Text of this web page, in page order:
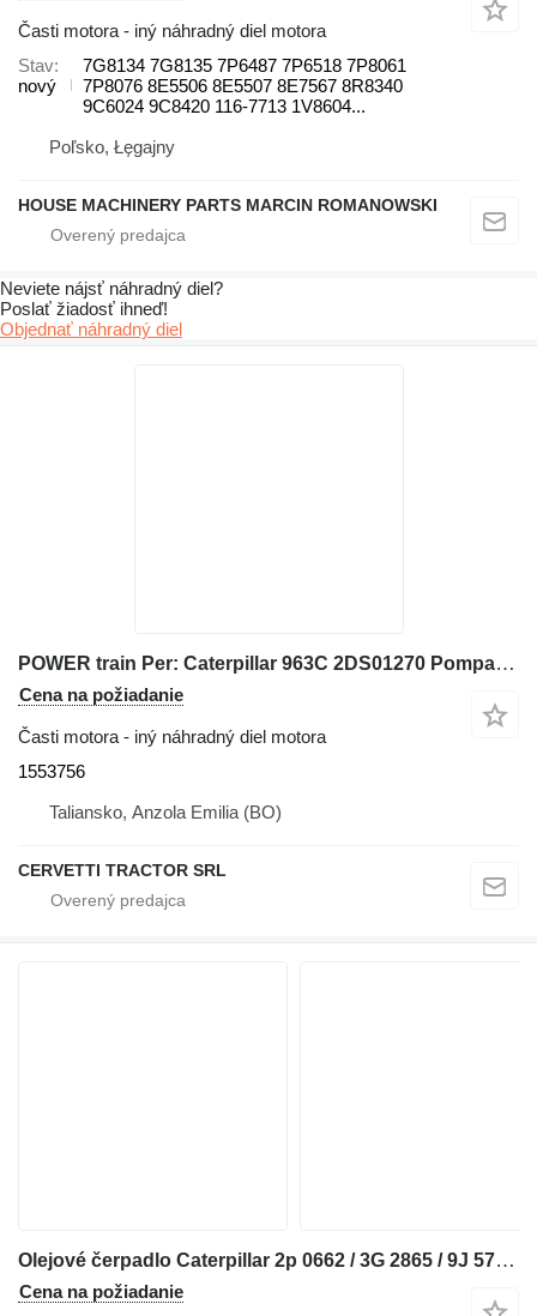
Časti motora - iný náhradný diel motora
Stav
nový
7G8134 7G8135 7P6487 7P6518 7P8061
7P8076 8E5506 8E5507 8E7567 8R8340
9C6024 9C8420 116-7713 1V8604...
Poľsko, Łęgajny
HOUSE MACHINERY PARTS MARCIN ROMANOWSKI
Neviete nájsť náhradný diel?
Poslať žiadosť ihneď!
Objednať náhradný diel
POWER train Per: Caterpillar 963C 2DS01270 Pompa 1553756 na pásového nakladača Caterpillar 963C 2DS01270
Cena na požiadanie
Časti motora - iný náhradný diel motora
1553756
Taliansko, Anzola Emilia (BO)
CERVETTI TRACTOR SRL
Olejové čerpadlo Caterpillar 2p 0662 / 3G 2865 / 9J 5763 / 4N 4880 / 2P 5195 / 8P 8208 / 6I 1 5C na buldozéra Caterpillar D5 / D6 / D8H / D25 / D30 / D250 / D300/ D350 / 615 / 920 / 926 / 930 / 936 / 963 / IT28
Cena na požiadanie